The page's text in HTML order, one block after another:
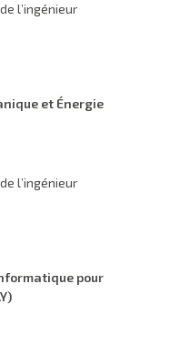
l’ingénieur
et Énergie
l’ingénieur
pour